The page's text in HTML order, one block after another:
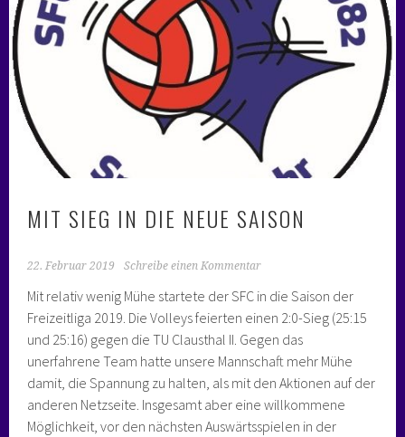
MIT SIEG IN DIE NEUE SAISON
22. Februar 2019 Schreibe einen Kommentar
Mit relativ wenig Mühe startete der SFC in die Saison der
Freizeitliga 2019. Die Volleys feierten einen 2:0-Sieg (25:15
und 25:16) gegen die TU Clausthal II. Gegen das
unerfahrene Team hatte unsere Mannschaft mehr Mühe
damit, die Spannung zu halten, als mit den Aktionen auf der
anderen Netzseite. Insgesamt aber eine willkommene
Möglichkeit, vor den nächsten Auswärtsspielen in der